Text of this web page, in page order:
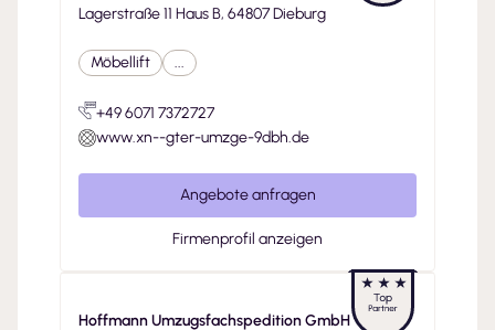
Lagerstraße 11 Haus B, 64807 Dieburg
Möbellift ...
+49 6071 7372727
www.xn--gter-umzge-9dbh.de
Angebote anfragen
Firmenprofil anzeigen
Hoffmann Umzugsfachspedition GmbH